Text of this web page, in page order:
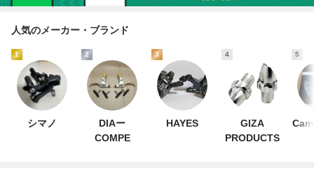
人気のメーカー・ブランド
1
シマノ
2
DIAー
COMPE
3
HAYES
4
GIZA
PRODUCTS
5